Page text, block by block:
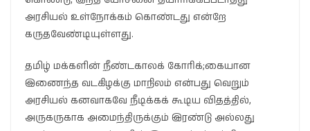
அரசியல் உள்நோக்கம் கொண்டது என்றே
கருதவேண்டியுள்ளது.
தமிழ் மக்களின் நீண்டகாலக் கோரிக்;கையான
இணைந்த வடகிழக்கு மாநிலம் என்பது வெறும்
அரசியல் கனவாகவே நீடிக்கக் கூடிய விதத்தில்,
அருகருகாக அமைந்திருக்கும் இரண்டு அல்லது